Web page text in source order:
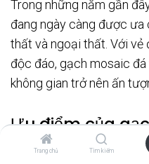
Trang chủ Tìm kiếm
Trong những năm gần
đang ngày càng được
thất và ngoại thất. Với vẻ
độc đáo, gạch mosaic
không gian trở nên ấn
Ưu điểm của
nhiên